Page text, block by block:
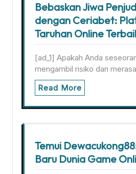
Bebaskan Jiwa
dengan Ceriabet:
Taruhan Online
[ad_1] Apakah Anda
mengambil risiko dan
Read More
Temui
Baru Dunia Game